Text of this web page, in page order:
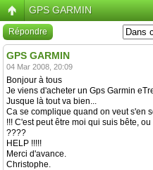
GPS GARMIN
Répondre
GPS GARMIN
04 Mar 2008, 20:09
Bonjour à tous
Je viens d'acheter un Gps Garmin
Jusque là tout va bien...
Ca se complique quand on veut s'en
!!! C'est peut être moi qui suis bête,
????
HELP !!!!!
Merci d'avance.
Christophe.